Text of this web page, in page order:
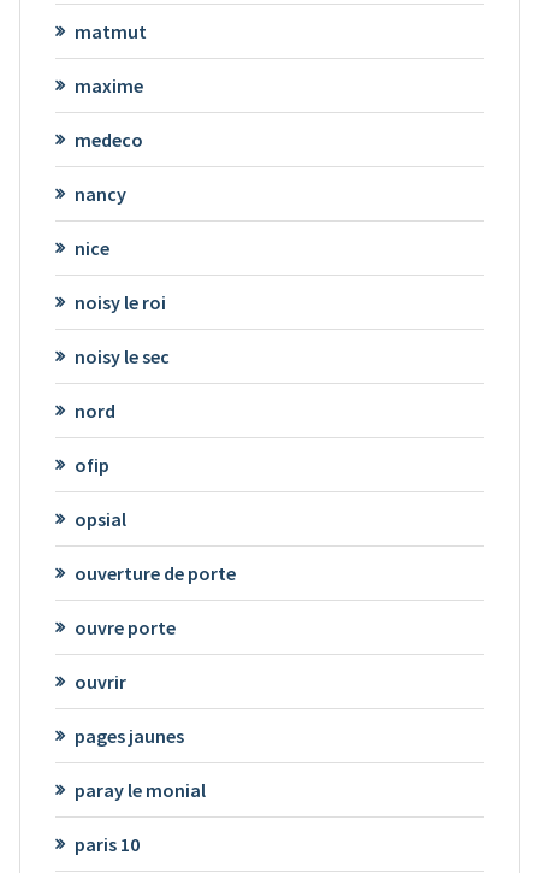
matmut
maxime
medeco
nancy
nice
noisy le roi
noisy le sec
nord
ofip
opsial
ouverture de porte
ouvre porte
ouvrir
pages jaunes
paray le monial
paris 10